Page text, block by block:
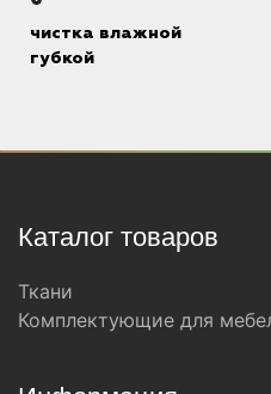
чистка влажной
губкой
Каталог товаров
Ткани
Комплектующие для